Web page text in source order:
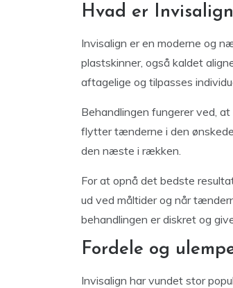
Hvad er
Invisalign er en moderne og
plastskinner, også kaldet
aftagelige og tilpasses
Behandlingen fungerer ved,
flytter tænderne i den
den næste i rækken.
For at opnå det bedste
ud ved måltider og når
behandlingen er diskret og
Fordele og
Invisalign har vundet stor